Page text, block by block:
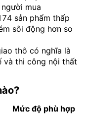
mua
sản phẩm thấp
sôi động hơn so
thô có nghĩa là
và thi công nội thất
Mức độ phù hợp